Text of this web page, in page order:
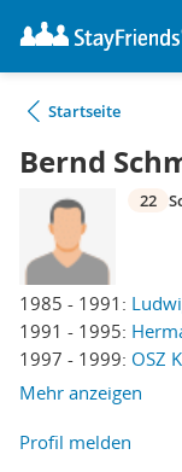
Startseite
Bernd
1985 - 1991:
1991 - 1995:
1997 - 1999: OSZ
Mehr anzeigen
22
Profil melden